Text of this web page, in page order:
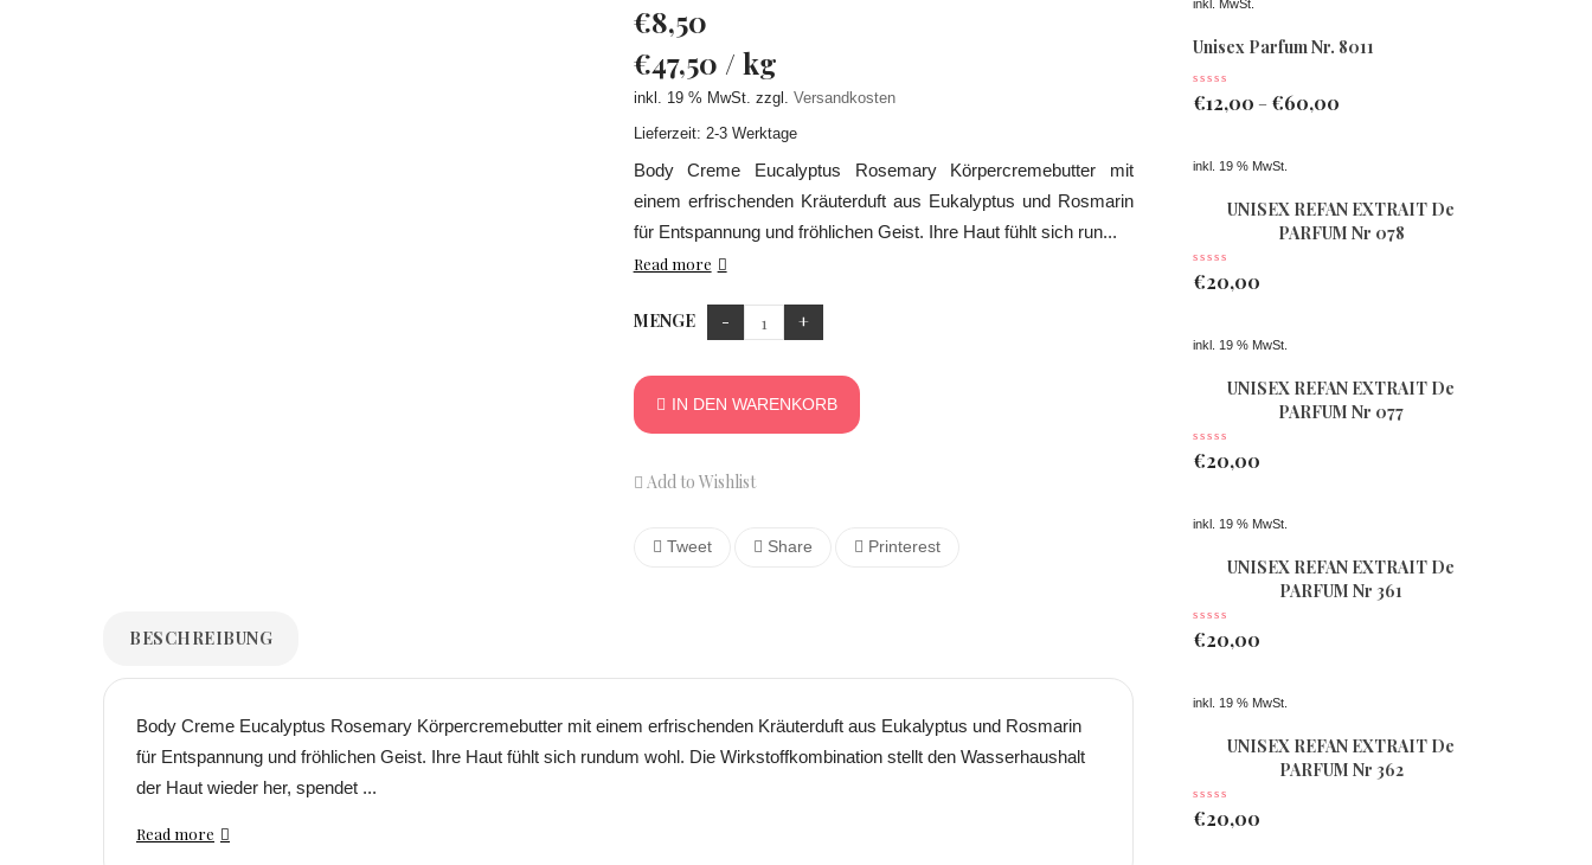
€8,50
€47,50 / kg
inkl. 19 % MwSt. zzgl. Versandkosten
Lieferzeit: 2-3 Werktage
Body Creme Eucalyptus Rosemary Körpercremebutter mit
einem erfrischenden Kräuterduft aus Eukalyptus und Rosmarin
für Entspannung und fröhlichen Geist. Ihre Haut fühlt sich run...
Read more
MENGE
IN DEN WARENKORB
Add to Wishlist
Tweet Share Printerest
BESCHREIBUNG
Body Creme Eucalyptus Rosemary Körpercremebutter mit einem erfrischenden Kräuterduft aus Eukalyptus und Rosmarin
für Entspannung und fröhlichen Geist. Ihre Haut fühlt sich rundum wohl. Die Wirkstoffkombination stellt den Wasserhaushalt
der Haut wieder her, spendet ...
Read more
inkl. MwSt.
Unisex Parfum Nr. 8011
€12,00 – €60,00
inkl. 19 % MwSt.
UNISEX REFAN EXTRAIT De
PARFUM Nr 078
€20,00
inkl. 19 % MwSt.
UNISEX REFAN EXTRAIT De
PARFUM Nr 077
€20,00
inkl. 19 % MwSt.
UNISEX REFAN EXTRAIT De
PARFUM Nr 361
€20,00
inkl. 19 % MwSt.
UNISEX REFAN EXTRAIT De
PARFUM Nr 362
€20,00